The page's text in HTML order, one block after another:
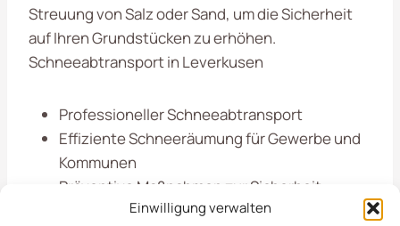
Einwilligung verwalten
Streuung von Salz oder Sand, um die Sicherheit
auf Ihren Grundstücken zu erhöhen.
Schneeabtransport in Leverkusen
Professioneller Schneeabtransport
Effiziente Schneeräumung für Gewerbe und
Kommunen
Präventive Maßnahmen zur Sicherheit